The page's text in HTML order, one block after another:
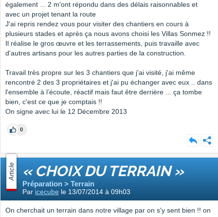
également ... 2 m'ont répondu dans des délais raisonnables et
avec un projet tenant la route
J'ai repris rendez vous pour visiter des chantiers en cours à
plusieurs stades et après ça nous avons choisi les Villas Sonmez !!
Il réalise le gros œuvre et les terrassements, puis travaille avec
d'autres artisans pour les autres parties de la construction.
Travail très propre sur les 3 chantiers que j'ai visité, j'ai même
rencontré 2 des 3 propriétaires et j'ai pu échanger avec eux .. dans
l'ensemble à l’écoute, réactif mais faut être derrière ... ça tombe
bien, c'est ce que je comptais !!
On signe avec lui le 12 Décembre 2013
0
Article « CHOIX DU TERRAIN »
Préparation > Terrain
Par icecube le 13/07/2014 à 09h03
On cherchait un terrain dans notre village par on s'y sent bien !! on